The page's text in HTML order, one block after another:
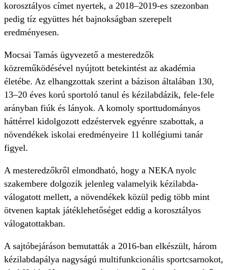
korosztályos címet nyertek, a 2018–2019-es szezonban
pedig tíz együttes hét bajnokságban szerepelt
eredményesen.
Mocsai Tamás ügyvezető a mesteredzők
közreműködésével nyújtott betekintést az akadémia
életébe. Az elhangzottak szerint a bázison általában 130,
13–20 éves korú sportoló tanul és kézilabdázik, fele-fele
arányban fiúk és lányok. A komoly sporttudományos
háttérrel kidolgozott edzéstervek egyénre szabottak, a
növendékek iskolai eredményeire 11 kollégiumi tanár
figyel.
A mesteredzőkről elmondható, hogy a NEKA nyolc
szakembere dolgozik jelenleg valamelyik kézilabda-
válogatott mellett, a növendékek közül pedig több mint
ötvenen kaptak játéklehetőséget eddig a korosztályos
válogatottakban.
A sajtóbejáráson bemutatták a 2016-ban elkészült, három
kézilabdapálya nagyságú multifunkcionális sportcsarnokot,